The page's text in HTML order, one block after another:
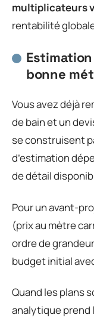
multiplicateurs
rentabilité
bonne
Vous avez déjà
de bain et un
se construisent
d’estimation
de détail
Pour un avant-
(prix au mètre
ordre de
budget initial
Quand les plans
analytique prend